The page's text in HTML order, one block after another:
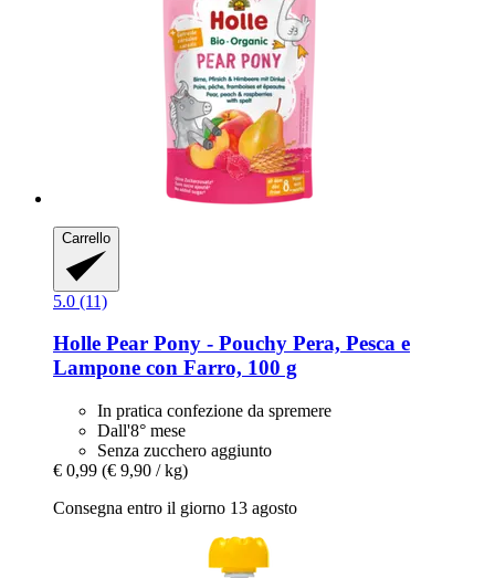
Carrello
5.0 (11)
Holle Pear Pony -​ Pouchy Pera, Pesca e
Lampone con Farro, 100 g
In pratica confezione da spremere
Dall'8° mese
Senza zucchero aggiunto
€ 0,99 (€ 9,90 / kg)
Consegna entro il giorno 13 agosto